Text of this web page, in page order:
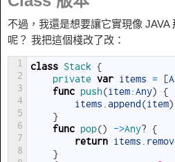
不過，我還是想要讓它實現像 JAVA
呢？ 我把這個棧改了改：
1
2
3
4
5
6
7
8
class Stack {
private var items = [
func push(item:Any)
{
items append (item)
}
func pop() ->Any? {
return items
}